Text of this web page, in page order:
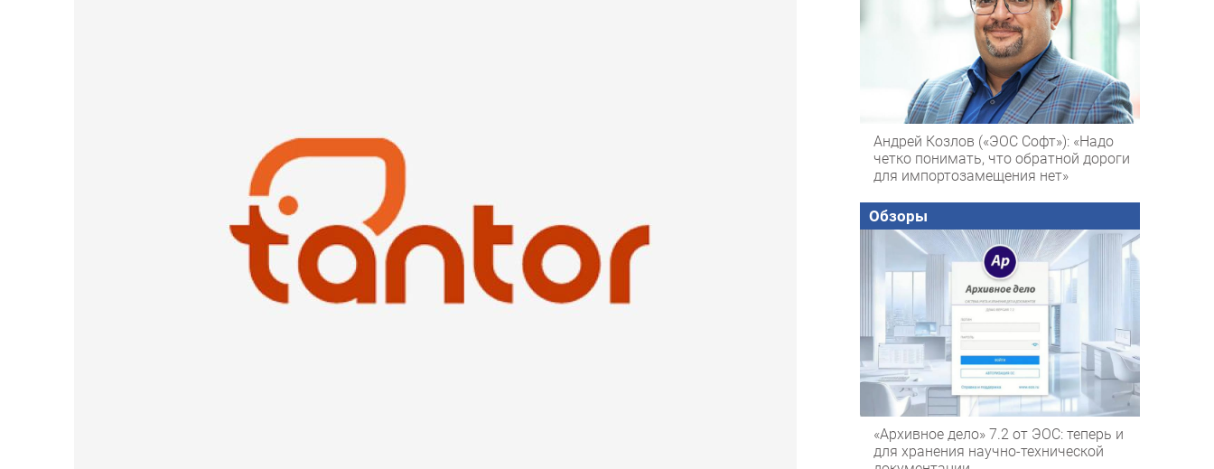
Андрей Козлов («ЭОС Софт»): «Надо
четко понимать, что обратной дороги
для импортозамещения нет»
Обзоры
«Архивное дело» 7.2 от ЭОС: теперь и
для хранения научно-технической